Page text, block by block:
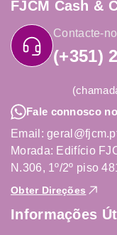
FJCM Cash &
Contacte-
(+351)
Fale connosco
Email:
Morada: Edifício
N.306, 1º/2º piso
Obter Direções
Informações